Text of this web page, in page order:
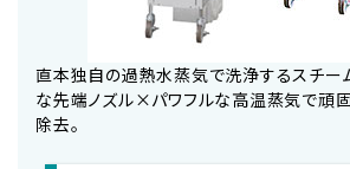
直本独自の過熱水蒸気で洗浄するスチー
な先端ノズル×パワフルな高温蒸気で頑
除去。